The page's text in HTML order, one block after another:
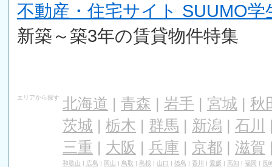
不動産・住宅サイト SUUMO学
新築～築3年の賃貸物件特集
エリアから探す 北海道 青森 岩手 宮城
秋
茨城
栃木 群馬 新潟 石川
三重
大阪 兵庫 京都 滋賀
和歌山 | 広島 | 岡山 | 鳥取 | 島根 | 山口 | 徳島 | 香川 | 愛媛 | 高知 | 福岡 | 長